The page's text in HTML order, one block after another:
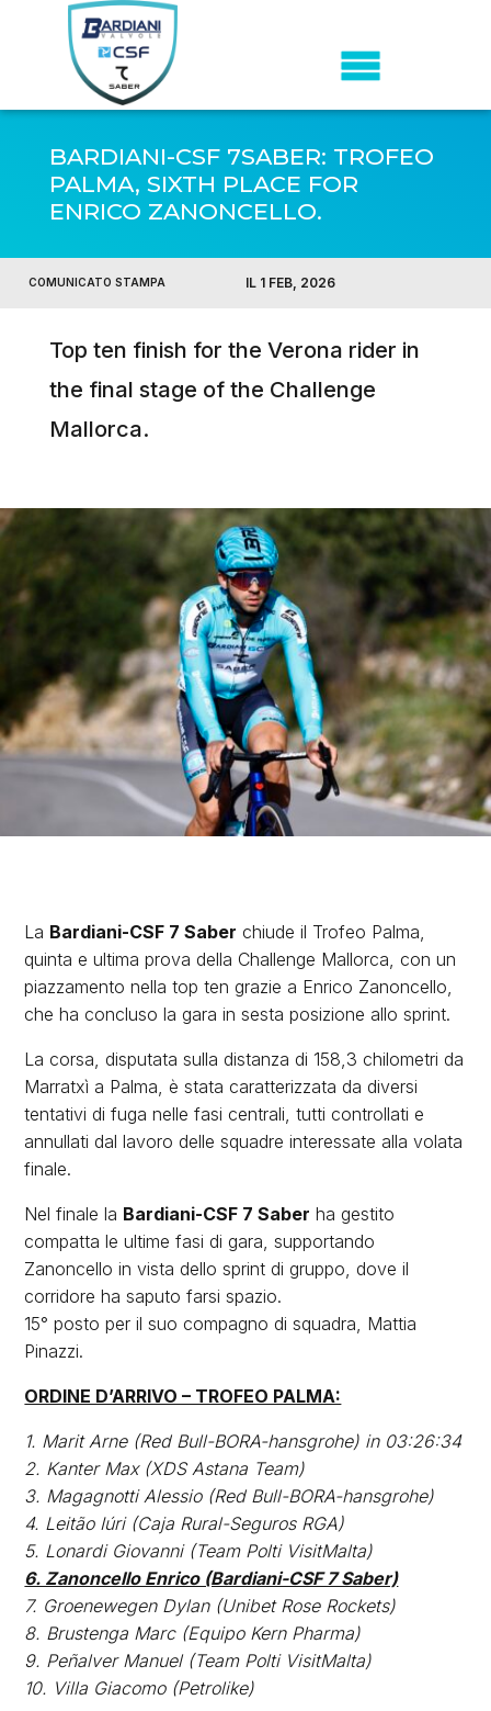
BARDIANI-CSF 7SABER: TROFEO
PALMA, SIXTH PLACE FOR
ENRICO ZANONCELLO.
COMUNICATO STAMPA IL 1 FEB, 2026
Top ten finish for the Verona rider in
the final stage of the Challenge
Mallorca.
La Bardiani-CSF 7 Saber chiude il Trofeo Palma,
quinta e ultima prova della Challenge Mallorca, con un
piazzamento nella top ten grazie a Enrico Zanoncello,
che ha concluso la gara in sesta posizione allo sprint.
La corsa, disputata sulla distanza di 158,3 chilometri da
Marratxì a Palma, è stata caratterizzata da diversi
tentativi di fuga nelle fasi centrali, tutti controllati e
annullati dal lavoro delle squadre interessate alla volata
finale.
Nel finale la Bardiani-CSF 7 Saber ha gestito
compatta le ultime fasi di gara, supportando
Zanoncello in vista dello sprint di gruppo, dove il
corridore ha saputo farsi spazio.
15° posto per il suo compagno di squadra, Mattia
Pinazzi.
ORDINE D’ARRIVO – TROFEO PALMA:
1. Marit Arne (Red Bull-BORA-hansgrohe) in 03:26:34
2. Kanter Max (XDS Astana Team)
3. Magagnotti Alessio (Red Bull-BORA-hansgrohe)
4. Leitão Iúri (Caja Rural-Seguros RGA)
5. Lonardi Giovanni (Team Polti VisitMalta)
6. Zanoncello Enrico (Bardiani-CSF 7 Saber)
7. Groenewegen Dylan (Unibet Rose Rockets)
8. Brustenga Marc (Equipo Kern Pharma)
9. Peñalver Manuel (Team Polti VisitMalta)
10. Villa Giacomo (Petrolike)